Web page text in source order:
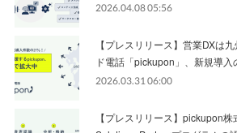
2026.04.08 05:56
【プレスリリース】営業DXは
ド電話「pickupon」、新規導
2026.03.31 06:00
【プレスリリース】pickupon